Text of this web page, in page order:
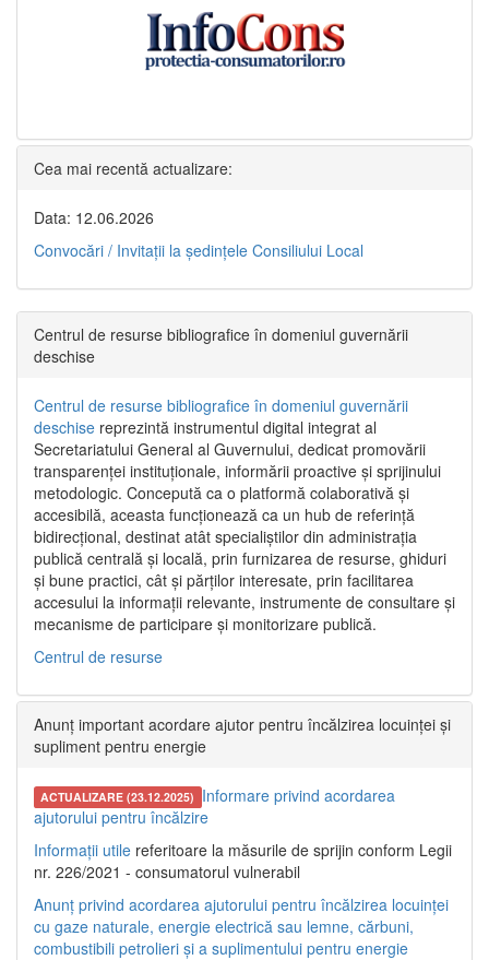
Cea mai recentă actualizare:
Data: 12.06.2026
Convocări / Invitaţii la şedinţele Consiliului Local
Centrul de resurse bibliografice în domeniul guvernării
deschise
Centrul de resurse bibliografice în domeniul guvernării
deschise reprezintă instrumentul digital integrat al
Secretariatului General al Guvernului, dedicat promovării
transparenței instituționale, informării proactive și sprijinului
metodologic. Concepută ca o platformă colaborativă și
accesibilă, aceasta funcționează ca un hub de referință
bidirecțional, destinat atât specialiștilor din administrația
publică centrală și locală, prin furnizarea de resurse, ghiduri
și bune practici, cât și părților interesate, prin facilitarea
accesului la informații relevante, instrumente de consultare și
mecanisme de participare și monitorizare publică.
Centrul de resurse
Anunț important acordare ajutor pentru încălzirea locuinței și
supliment pentru energie
ACTUALIZARE (23.12.2025) Informare privind acordarea
ajutorului pentru încălzire
Informații utile referitoare la măsurile de sprijin conform Legii
nr. 226/2021 - consumatorul vulnerabil
Anunț privind acordarea ajutorului pentru încălzirea locuinței
cu gaze naturale, energie electrică sau lemne, cărbuni,
combustibili petrolieri și a suplimentului pentru energie